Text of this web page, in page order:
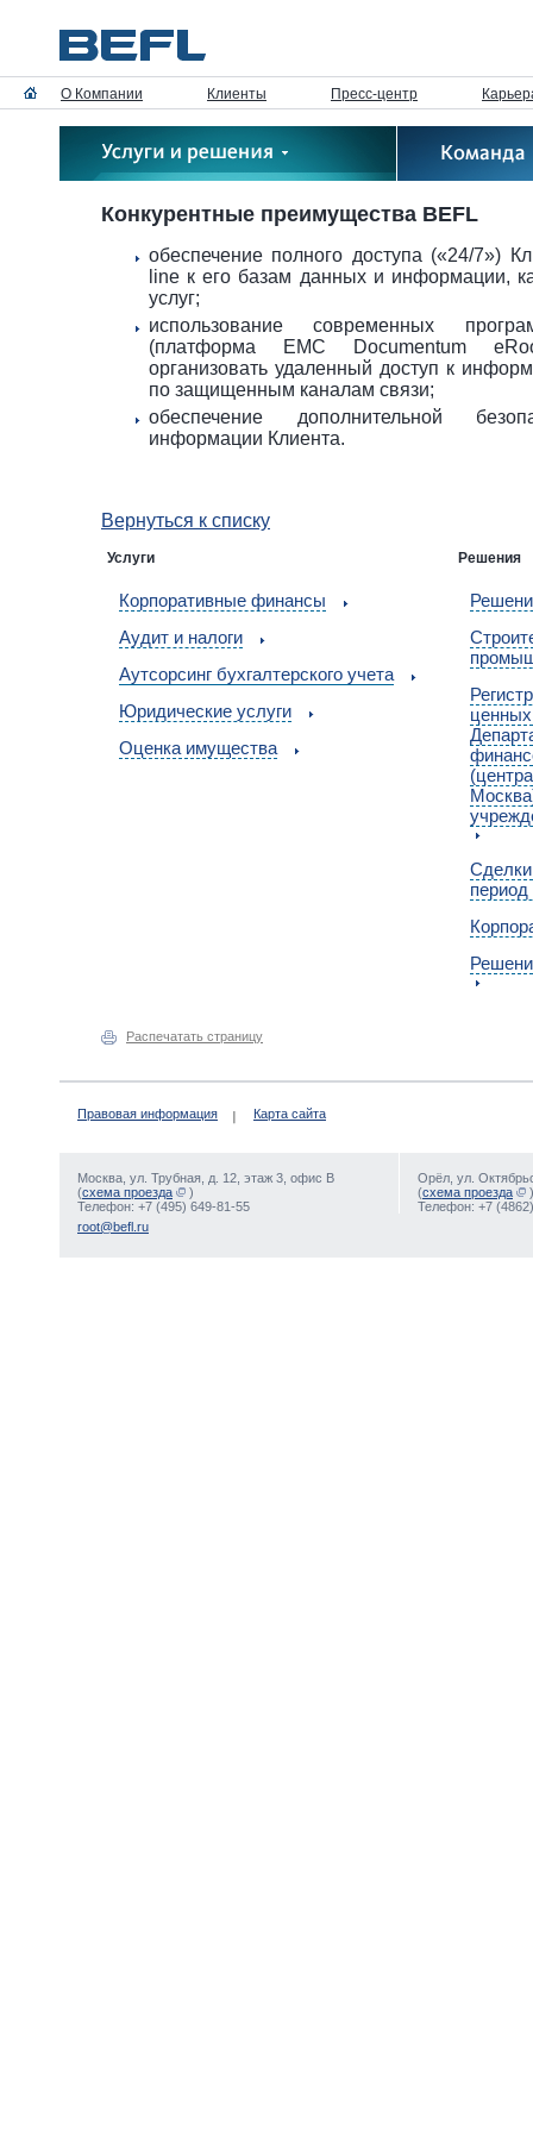
О Компании Клиенты Пресс-центр
Конкурентные преимущества BEFL
обеспечение полного доступа («24/7»)
line к его базам данных и информации,
услуг;
использование современных
(платформа EMC Documentum
организовать удаленный доступ к
по защищенным каналам связи;
обеспечение дополнительной
информации Клиента.
Вернуться к списку
Услуги
Корпоративные финансы
Аудит и налоги
Аутсорсинг бухгалтерского учета
Юридические услуги
Оценка имущества
Решения
период
Распечатать страницу
Правовая информация Карта сайта
Москва, ул. Трубная, д. 12, этаж 3, офис В
(схема проезда
)
Телефон: +7 (495) 649-81-55
Орёл, ул.
(схема проезда
)
Телефон: +7
root@befl.ru